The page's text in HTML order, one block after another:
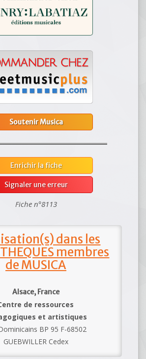
Soutenir Musica
Enrichir la fiche
Signaler une erreur
Fiche n°8113
dans les
membres
de MUSICA
Alsace, France
de ressources
et artistiques
BP 95 F-68502
GUEBWILLER Cedex